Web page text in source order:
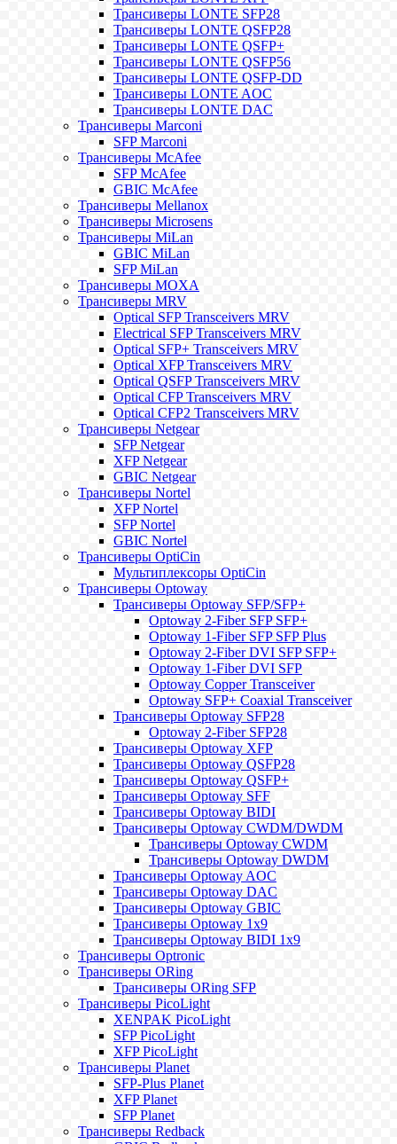
Трансиверы LONTE SFP28
Трансиверы LONTE QSFP28
Трансиверы LONTE QSFP+
Трансиверы LONTE QSFP56
Трансиверы LONTE QSFP-DD
Трансиверы LONTE AOC
Трансиверы LONTE DAC
Трансиверы Marconi
SFP Marconi
Трансиверы McAfee
SFP McAfee
GBIC McAfee
Трансиверы Mellanox
Трансиверы Microsens
Трансиверы MiLan
GBIC MiLan
SFP MiLan
Трансиверы MOXA
Трансиверы MRV
Optical SFP Transceivers MRV
Electrical SFP Transceivers MRV
Optical SFP+ Transceivers MRV
Optical XFP Transceivers MRV
Optical QSFP Transceivers MRV
Optical CFP Transceivers MRV
Optical CFP2 Transceivers MRV
Трансиверы Netgear
SFP Netgear
XFP Netgear
GBIC Netgear
Трансиверы Nortel
XFP Nortel
SFP Nortel
GBIC Nortel
Трансиверы OptiCin
Мультиплексоры OptiCin
Трансиверы Optoway
Трансиверы Optoway SFP/SFP+
Optoway 2-Fiber SFP SFP+
Optoway 1-Fiber SFP SFP Plus
Optoway 2-Fiber DVI SFP SFP+
Optoway 1-Fiber DVI SFP
Optoway Copper Transceiver
Optoway SFP+ Coaxial Transceiver
Трансиверы Optoway SFP28
Optoway 2-Fiber SFP28
Трансиверы Optoway XFP
Трансиверы Optoway QSFP28
Трансиверы Optoway QSFP+
Трансиверы Optoway SFF
Трансиверы Optoway BIDI
Трансиверы Optoway CWDM/DWDM
Трансиверы Optoway CWDM
Трансиверы Optoway DWDM
Трансиверы Optoway AOC
Трансиверы Optoway DAC
Трансиверы Optoway GBIC
Трансиверы Optoway 1х9
Трансиверы Optoway BIDI 1x9
Трансиверы Optronic
Трансиверы ORing
Трансиверы ORing SFP
Трансиверы PicoLight
XENPAK PicoLight
SFP PicoLight
XFP PicoLight
Трансиверы Planet
SFP-Plus Planet
XFP Planet
SFP Planet
Трансиверы Redback